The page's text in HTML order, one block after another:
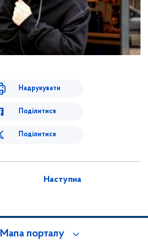
Надрукувати
Поділитися
Поділитися
Наступна
Мапа порталу